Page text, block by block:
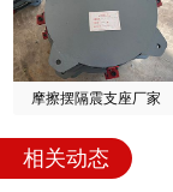
摩擦摆隔震支座厂家
相关动态